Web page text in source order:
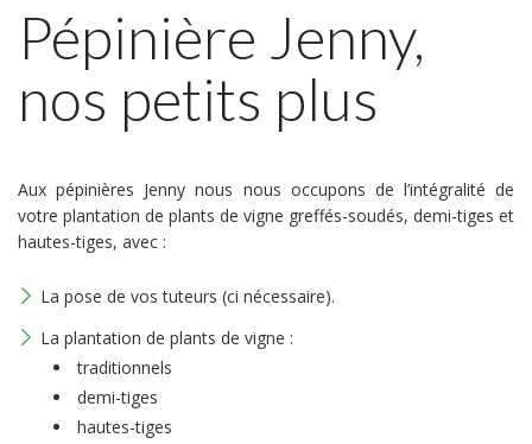
Pépinière Jenny,
nos petits plus
Aux pépinières Jenny nous nous occupons de l’intégralité de
votre plantation de plants de vigne greffés-soudés, demi-tiges et
hautes-tiges, avec :
La pose de vos tuteurs (ci nécessaire).
La plantation de plants de vigne :
traditionnels
demi-tiges
hautes-tiges